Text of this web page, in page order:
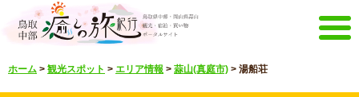
ホーム イベントキャンペーン
ホーム > 観光スポット > エリア情報 > 蒜山(真庭市) > 湯船荘